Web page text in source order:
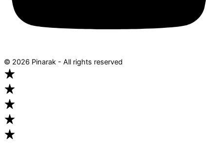
© 2026 Pinarak - All rights reserved